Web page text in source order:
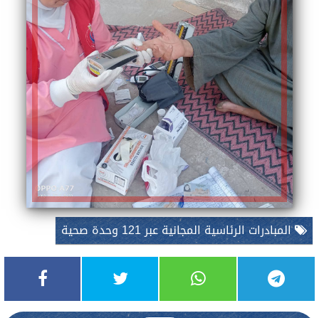
المبادرات الرئاسية المجانية عبر 121 وحدة صحية